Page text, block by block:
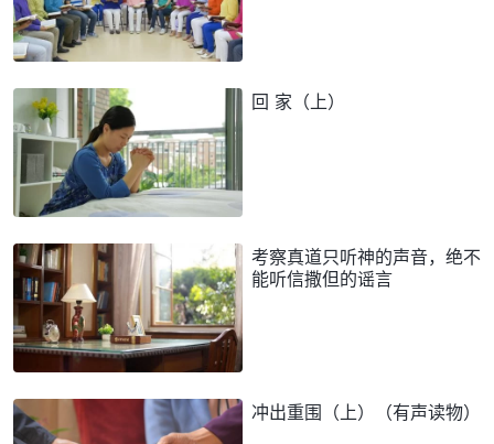
回 家（上）
考察真道只听神的声音，绝不
能听信撒但的谣言
冲出重围（上）（有声读物）